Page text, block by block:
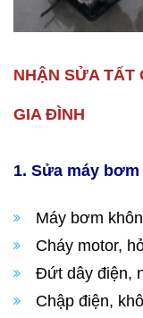
NHẬN SỬA TẤT
GIA ĐÌNH
1. Sửa máy
Máy bơm
Cháy motor,
Đứt dây điện,
Chập điện,